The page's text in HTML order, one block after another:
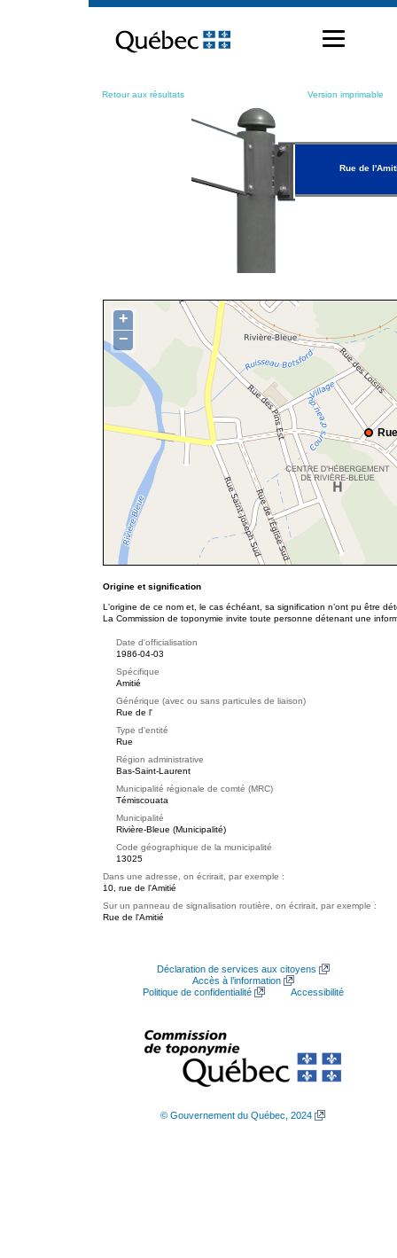
contenu
Retour aux résultats Version imprimable
Rue de
+
−
Origine et signification
L'origine de ce nom et, le cas échéant, sa signification n’ont pu être
La Commission de toponymie invite toute personne détenant une
Date d'officialisation
1986-04-03
Spécifique
Amitié
Générique (avec ou sans particules de liaison)
Rue de l'
Type d'entité
Rue
Région administrative
Bas-Saint-Laurent
Municipalité régionale de comté (MRC)
Témiscouata
Municipalité
Rivière-Bleue (Municipalité)
Code géographique de la municipalité
13025
Dans une adresse, on écrirait, par exemple :
10, rue de l'Amitié
Sur un panneau de signalisation routière, on écrirait, par exemple :
Rue de l'Amitié
Déclaration de services aux citoyens
Accès à l’information
Politique de confidentialité
Accessibilité
© Gouvernement du Québec, 2024